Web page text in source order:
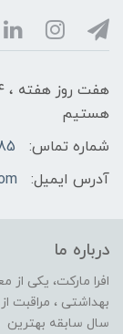
هستیم
شماره تماس:
آدرس ایمیل:
درباره ما
افرا مارکت، یکی
سال سابقه بهترین